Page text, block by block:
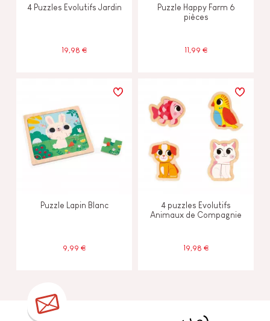
4 Puzzles Evolutifs Jardin
19,98 €
Puzzle Happy Farm 6
pièces
11,99 €
Puzzle Lapin Blanc
9,99 €
4 puzzles Evolutifs
Animaux de Compagnie
19,98 €